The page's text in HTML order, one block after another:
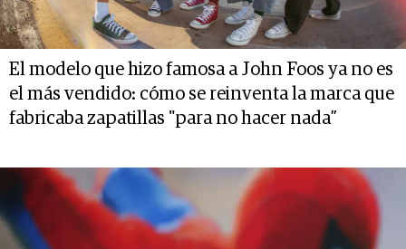
El modelo que hizo famosa a John Foos ya no es
el más vendido: cómo se reinventa la marca que
fabricaba zapatillas "para no hacer nada”